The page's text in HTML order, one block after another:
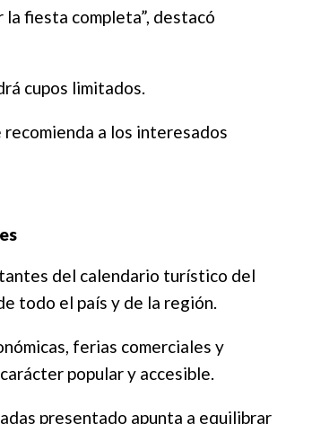
la fiesta completa”, destacó
cupos limitados.
recomienda a los interesados
del calendario turístico del
todo el país y de la región.
ferias comerciales y
popular y accesible.
presentado apunta a equilibrar